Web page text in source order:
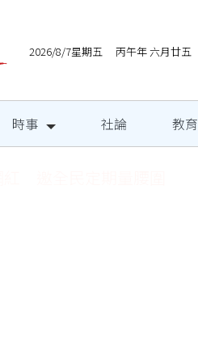
2026/8/7星期五 丙午年 六月廿五
時事 社論 教育